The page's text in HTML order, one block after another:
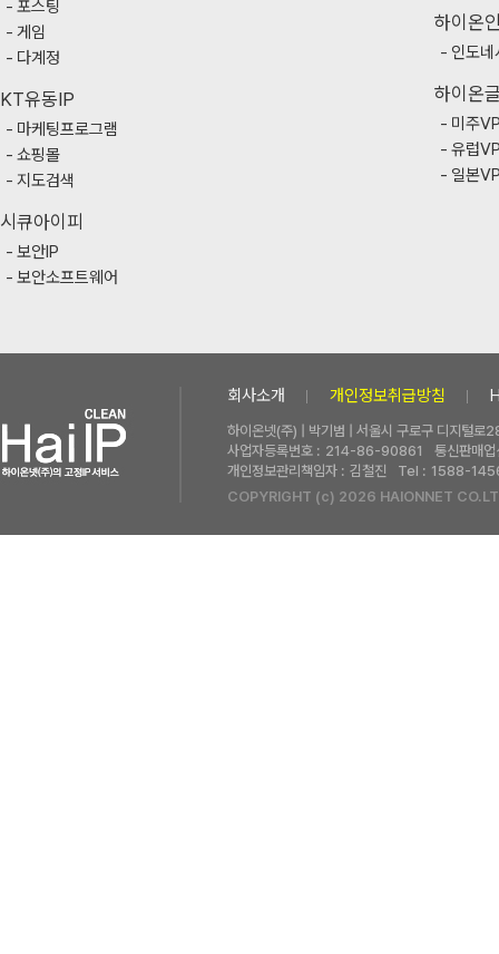
포스팅
게임
다계정
KT유동IP
마케팅프로그램
쇼핑몰
지도검색
시큐아이피
보안IP
보안소프트웨어
하이온
인도
하이온
미주
유럽
일본
회사소개 개인정보취급방침
하이온넷(주) | 박기범 | 서울시 구로구 디지털
사업자등록번호 : 214-86-90861
통신판매
개인정보관리책임자 : 김철진 Tel : 1588-
COPYRIGHT (c) 2026 HAIONNET